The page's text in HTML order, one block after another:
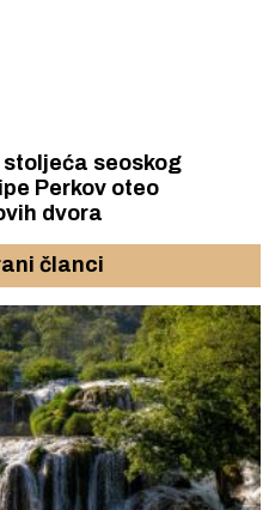
stoljeća seoskog
dvora
članci